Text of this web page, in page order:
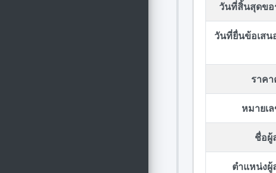
วันที่สิ้นสุดขอ
วันที่ยื่นข้อเสน
ราคา
หมายเ
ชื่อผู้
ตำแหน่งผู้